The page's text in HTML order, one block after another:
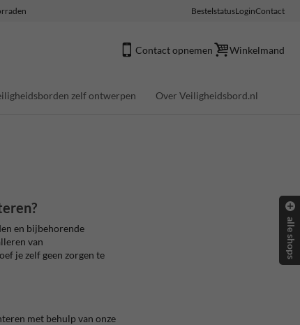
BestelstatusLoginContact
Contact opnemen Winkelmand
zelf ontwerpen Over Veiligheidsbord.nl
en bijbehorende
van
je zelf geen zorgen te
met behulp van onze
alle shops